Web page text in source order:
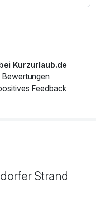
Kurzurlaub.de
Feedback
Strand